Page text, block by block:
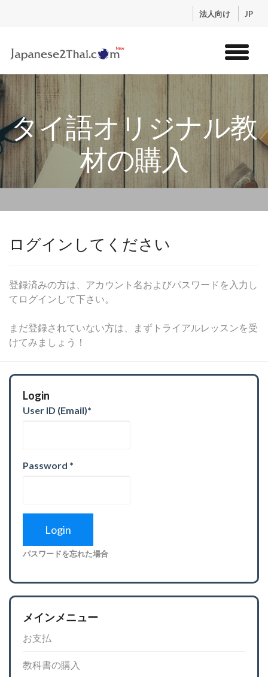
法人向け JP
トップ
サービス
コンテンツ
講師紹介
料金
お申込流れ
タイ語オリジナル教
材の購入
ログインしてください
登録済みの方は、アカウント名およびパスワードを入力し
てログインして下さい。
まだ登録されていない方は、まずトライアルレッスンを受
けてみましょう！
Login
User ID (Email)*
Password *
パスワードを忘れた場合
メインメニュー
お支払
教科書の購入